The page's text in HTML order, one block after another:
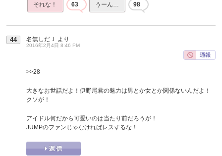
それな！ 63 うーん… 98
44 名無しだＪ より
2016年2月4日 8:46 PM
>>28
大きなお世話だよ！伊野尾君の魅力は男とか女とか関係ないんだよ！
クソが！
アイドル何だから可愛いのは当たり前だろうが！
JUMPのファンじゃなければレスするな！